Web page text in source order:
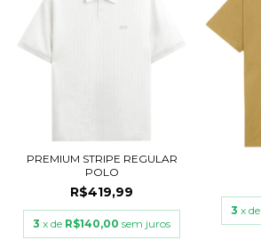
PREMIUM STRIPE REGULAR
POLO
R$419,99
3 x de R$140,00 sem juros
3 x de